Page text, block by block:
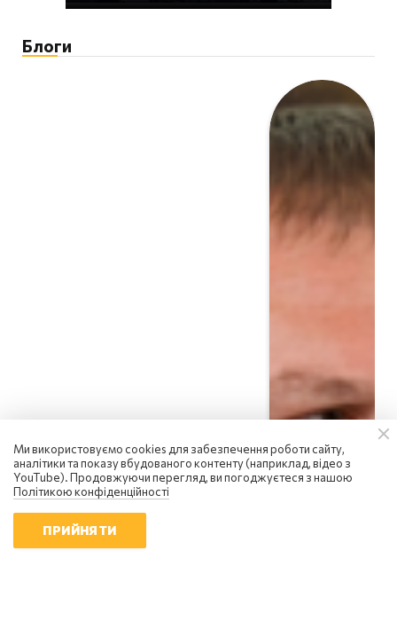
Блоги
Вадим Денисенко
Україна вступила в надзвичайний
економічний стан: чи є вихід із
кризи
08:58 | 8.08.2026
Ми використовуємо cookies для забезпечення роботи сайту,
аналітики та показу вбудованого контенту (наприклад, відео з
YouTube). Продовжуючи перегляд, ви погоджуєтеся з нашою
Політикою конфіденційності
ПРИЙНЯТИ